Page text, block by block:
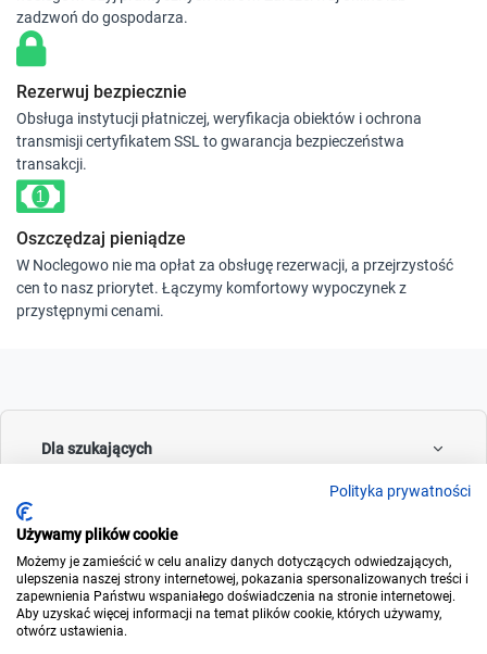
zadzwoń do gospodarza.
Rezerwuj bezpiecznie
Obsługa instytucji płatniczej, weryfikacja obiektów i ochrona
transmisji certyfikatem SSL to gwarancja bezpieczeństwa
transakcji.
Oszczędzaj pieniądze
W Noclegowo nie ma opłat za obsługę rezerwacji, a przejrzystość
cen to nasz priorytet. Łączymy komfortowy wypoczynek z
przystępnymi cenami.
Dla szukających
Polityka prywatności
Używamy plików cookie
Możemy je zamieścić w celu analizy danych dotyczących odwiedzających,
ulepszenia naszej strony internetowej, pokazania spersonalizowanych treści i
zapewnienia Państwu wspaniałego doświadczenia na stronie internetowej.
Aby uzyskać więcej informacji na temat plików cookie, których używamy,
otwórz ustawienia.